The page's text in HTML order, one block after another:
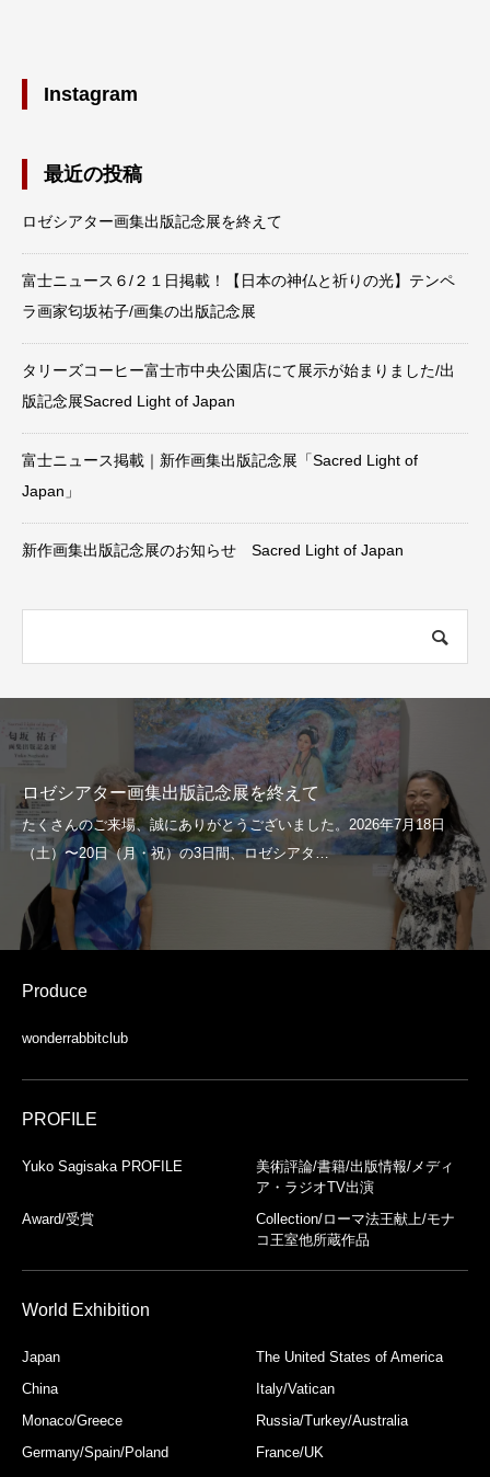
Instagram
最近の投稿
ロゼシアター画集出版記念展を終えて
富士ニュース６/２１日掲載！【日本の神仏と祈りの光】テンペ
ラ画家匂坂祐子/画集の出版記念展
タリーズコーヒー富士市中央公園店にて展示が始まりました/出
版記念展Sacred Light of Japan
富士ニュース掲載｜新作画集出版記念展「Sacred Light of
Japan」
新作画集出版記念展のお知らせ Sacred Light of Japan
ロゼシアター画集出版記念展を終えて
Produce
wonderrabbitclub
PROFILE
Yuko Sagisaka PROFILE
美術評論/書籍/出版情報/メディ
ア・ラジオTV出演
Award/受賞
Collection/ローマ法王献上/モナ
コ王室他所蔵作品
World Exhibition
Japan
The United States of America
China
Italy/Vatican
Monaco/Greece
Russia/Turkey/Australia
Germany/Spain/Poland
France/UK